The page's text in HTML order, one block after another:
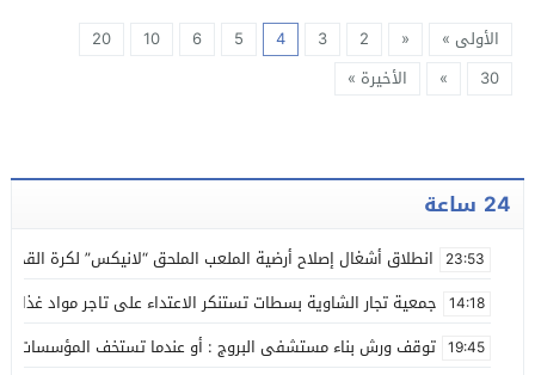
الأولى » «
2
3
4
5
6
10
20
30
» الأخيرة »
24 ساعة
23:53 انطلاق أشغال إصلاح أرضية الملعب الملحق “لانيكس” لكرة
14:18 جمعية تجار الشاوية بسطات تستنكر الاعتداء على تاجر مواد
19:45 توقف ورش بناء مستشفى البروج : أو عندما تستخف المؤسسات